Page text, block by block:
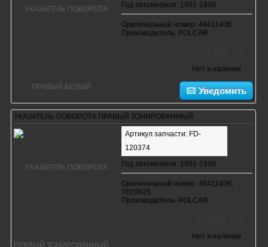
Год автомобиля: 1991-1998
Оригинальный номер: 46411406
Производитель: POLCAR
Нет в наличии
Уведомить
УКАЗАТЕЛЬ ПОВОРОТА ПРАВЫЙ ТОНИРОВАННЫЙ
Артикул запчасти: FD-
120374
Год автомобиля: 1991-1998
Оригинальный номер: 46411406,
7629825
Производитель: POLCAR
Нет в наличии